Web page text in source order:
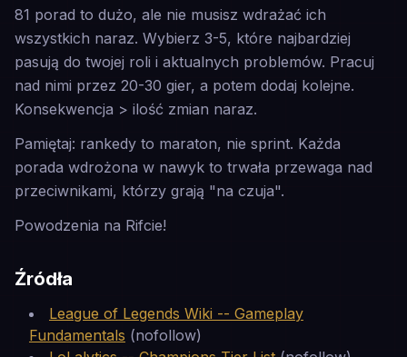
81 porad to dużo, ale nie musisz wdrażać ich
wszystkich naraz. Wybierz 3-5, które najbardziej
pasują do twojej roli i aktualnych problemów. Pracuj
nad nimi przez 20-30 gier, a potem dodaj kolejne.
Konsekwencja > ilość zmian naraz.
Pamiętaj: rankedy to maraton, nie sprint. Każda
porada wdrożona w nawyk to trwała przewaga nad
przeciwnikami, którzy grają "na czuja".
Powodzenia na Rifcie!
Źródła
League of Legends Wiki -- Gameplay
Fundamentals (nofollow)